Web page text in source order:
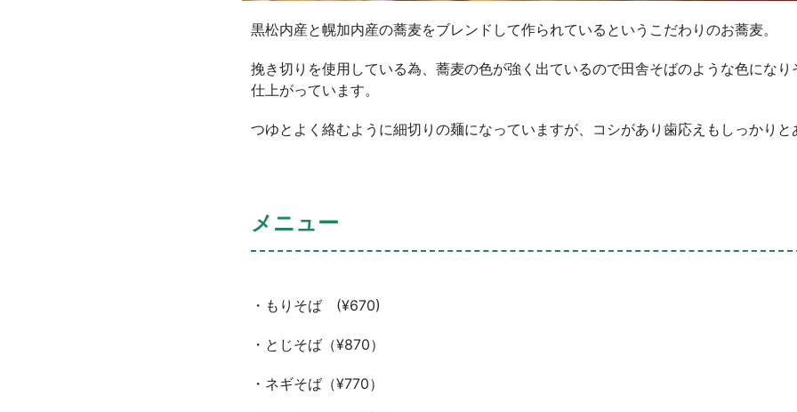
黒松内産と幌加内産の蕎麦をブレンドして作られているというこだわりのお蕎麦。
挽き切りを使用している為、蕎麦の色が強く出ているので田舎そばのような色にな
仕上がっています。
つゆとよく絡むように細切りの麺になっていますが、コシがあり歯応えもしっかりと
メニュー
・もりそば (¥670)
・とじそば（¥870）
・ネギそば（¥770）